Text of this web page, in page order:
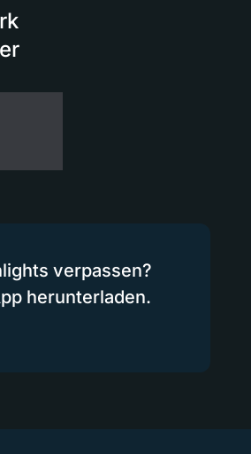
verpassen?
herunterladen.